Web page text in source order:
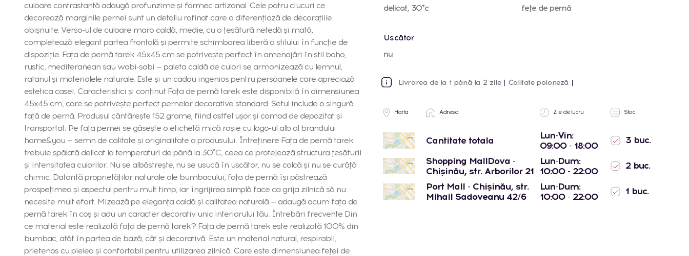
culoare contrastantă adaugă profunzime și farmec artizanal. Cele patru ciucuri ce
decorează marginile pernei sunt un detaliu rafinat care o diferențiază de decorațiile
obișnuite. Verso-ul de culoare maro caldă, medie, cu o țesătură netedă și mată,
completează elegant partea frontală și permite schimbarea liberă a stilului în funcție de
dispoziție. Fața de pernă tarek 45x45 cm se potrivește perfect în amenajări în stil boho,
rustic, mediteranean sau wabi-sabi — paleta caldă de culori se armonizează cu lemnul,
ratanul și materialele naturale. Este și un cadou ingenios pentru persoanele care apreciază
estetica casei. Caracteristici și conținut Fața de pernă tarek este disponibilă în dimensiunea
45x45 cm, care se potrivește perfect pernelor decorative standard. Setul include o singură
față de pernă. Produsul cântărește 152 grame, fiind astfel ușor și comod de depozitat și
transportat. Pe fața pernei se găsește o etichetă mică roșie cu logo-ul alb al brandului
home&you — semn de calitate și originalitate a produsului. Întreținere Fața de pernă tarek
trebuie spălată delicat la temperaturi de până la 30°C, ceea ce protejează structura țesăturii
și intensitatea culorilor. Nu se albăstrește, nu se usucă în uscător, nu se calcă și nu se curăță
chimic. Datorită proprietăților naturale ale bumbacului, fața de pernă își păstrează
prospețimea și aspectul pentru mult timp, iar îngrijirea simplă face ca grija zilnică să nu
necesite mult efort. Mizează pe eleganța caldă și calitatea naturală — adaugă acum fața de
pernă tarek în coș și adu un caracter decorativ unic interiorului tău. Întrebări frecvente Din
ce material este realizată fața de pernă tarek? Fața de pernă tarek este realizată 100% din
bumbac, atât în partea de bază, cât și decorativă. Este un material natural, respirabil,
prietenos cu pielea și confortabil pentru utilizarea zilnică. Care este dimensiunea feței de
delicat, 30°c
fețe de pernă
Uscător
nu
Livrarea de la 1 până la 2 zile Calitate poloneză
Harta Adresa Zile de lucru Stoc
Cantitate totala
Lun-Vin:
09:00 - 18:00
3 buc.
Shopping MallDova -
Chișinău, str. Arborilor 21
Lun-Dum:
10:00 - 22:00
2 buc.
Port Mall - Chișinău, str.
Mihail Sadoveanu 42/6
Lun-Dum:
10:00 - 22:00
1 buc.